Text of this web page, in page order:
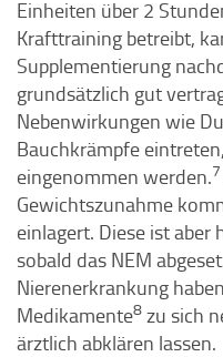
Einheiten über 2
Krafttraining betreibt,
Supplementierung
grundsätzlich gut
Nebenwirkungen wie
Bauchkrämpfe
eingenommen werden.7
Gewichtszunahme
einlagert. Diese ist
sobald das NEM
Nierenerkrankung
Medikamente8 zu sich
ärztlich abklären lassen.